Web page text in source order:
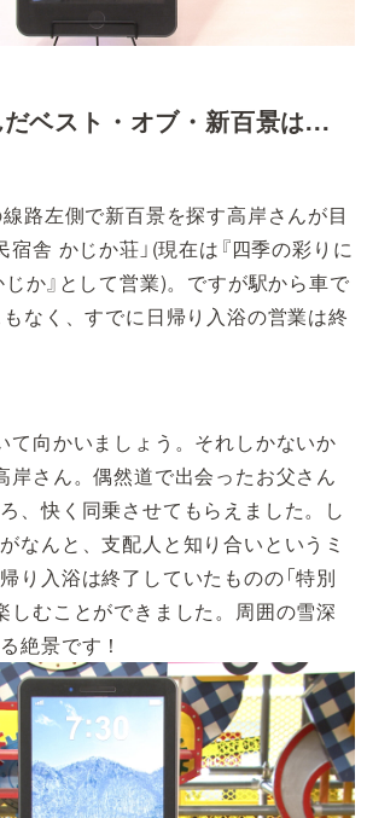
ベスト・オブ・新百景は...
線路左側で新百景を探す高岸さんが目
宿舎 かじか荘」(現在は『四季の彩りに
か』として営業)。ですが駅から車で
なく、すでに日帰り入浴の営業は終
て向かいましょう。それしかないか
岸さん。偶然道で出会ったお父さん
、快く同乗させてもらえました。し
なんと、支配人と知り合いというミ
り入浴は終了していたものの「特別
しむことができました。周囲の雪深
絶景です！